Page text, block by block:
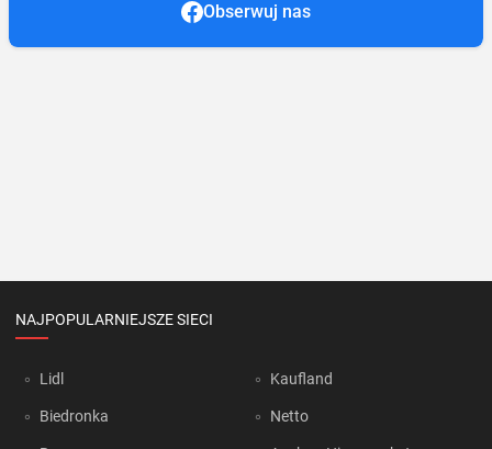
Obserwuj nas
NAJPOPULARNIEJSZE SIECI
Lidl
Biedronka
Kaufland
Netto